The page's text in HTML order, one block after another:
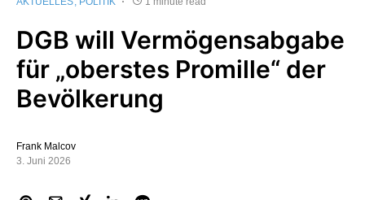
DGB will Vermögensabgabe
für „oberstes Promille“ der
Bevölkerung
Frank Malcov
3. Juni 2026